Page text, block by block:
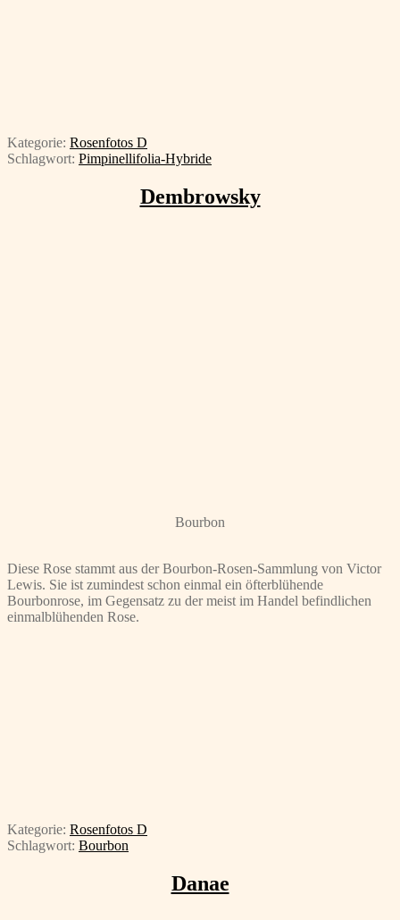
Kategorie: Rosenfotos D
Schlagwort: Pimpinellifolia-Hybride
Dembrowsky
Bourbon
Diese Rose stammt aus der Bourbon-Rosen-Sammlung von Victor
Lewis. Sie ist zumindest schon einmal ein öfterblühende
Bourbonrose, im Gegensatz zu der meist im Handel befindlichen
einmalblühenden Rose.
Kategorie: Rosenfotos D
Schlagwort: Bourbon
Danae